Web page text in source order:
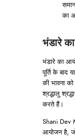
का
भंडारे
भंडारे का
पूर्ति के बाद
की भावना
श्रद्धालु
करते हैं।
Shani Dev
आयोजन है,